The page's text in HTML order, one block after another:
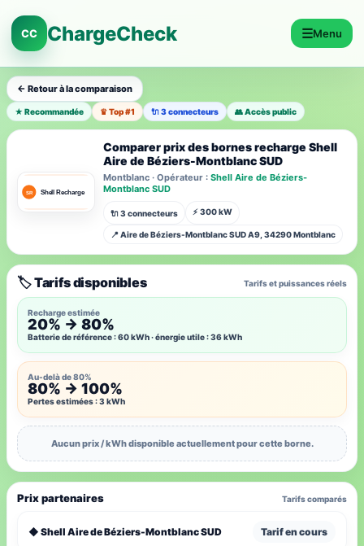
CC ChargeCheck ☰Menu
← Retour à la comparaison
★ Recommandée ♛ Top #1 🔌 3 connecteurs 👥 Accès public
Comparer prix des bornes recharge Shell
Aire de Béziers-Montblanc SUD
Montblanc · Opérateur : Shell Aire de Béziers-
Montblanc SUD
🔌 3 connecteurs ⚡ 300 kW
📍 Aire de Béziers-Montblanc SUD A9, 34290 Montblanc
🏷️ Tarifs disponibles Tarifs et puissances réels
Recharge estimée
20% → 80%
Batterie de référence : 60 kWh · énergie utile : 36 kWh
Au-delà de 80%
80% → 100%
Pertes estimées : 3 kWh
Aucun prix / kWh disponible actuellement pour cette borne.
Prix partenaires Tarifs comparés
◆ Shell Aire de Béziers-Montblanc SUD Tarif en cours